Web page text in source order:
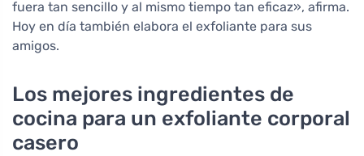
fuera tan sencillo y al mismo tiempo tan eficaz», afirma.
Hoy en día también elabora el exfoliante para sus
amigos.
Los mejores ingredientes de
cocina para un exfoliante corporal
casero